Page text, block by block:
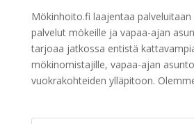
Mökinhoito.fi laajentaa palveluitaan
palvelut mökeille ja vapaa-ajan
tarjoaa jatkossa entistä
mökinomistajille, vapaa-ajan
vuokrakohteiden ylläpitoon.